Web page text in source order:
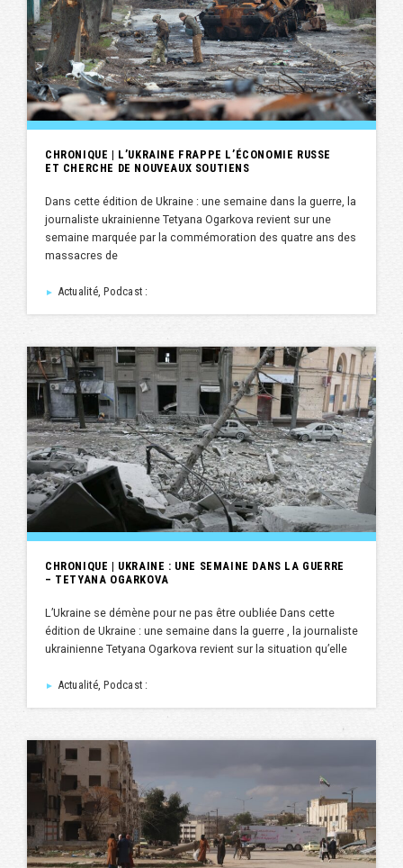
CHRONIQUE | L’UKRAINE FRAPPE L’ÉCONOMIE RUSSE
ET CHERCHE DE NOUVEAUX SOUTIENS
Dans cette édition de Ukraine : une semaine dans la guerre, la
journaliste ukrainienne Tetyana Ogarkova revient sur une
semaine marquée par la commémoration des quatre ans des
massacres de
► Actualité, Podcast :
CHRONIQUE | UKRAINE : UNE SEMAINE DANS LA GUERRE
– TETYANA OGARKOVA
L’Ukraine se démène pour ne pas être oubliée Dans cette
édition de Ukraine : une semaine dans la guerre , la journaliste
ukrainienne Tetyana Ogarkova revient sur la situation qu’elle
► Actualité, Podcast :